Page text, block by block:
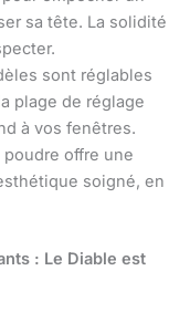
sa tête. La solidité
sont réglables
plage de réglage
à vos fenêtres.
offre une
soigné, en
: Le Diable est